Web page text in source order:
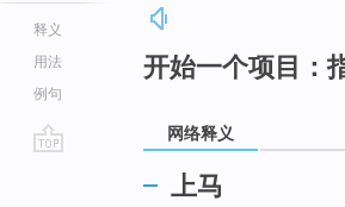
释义
用法
例句
开始一个项目：
网络释义
上马